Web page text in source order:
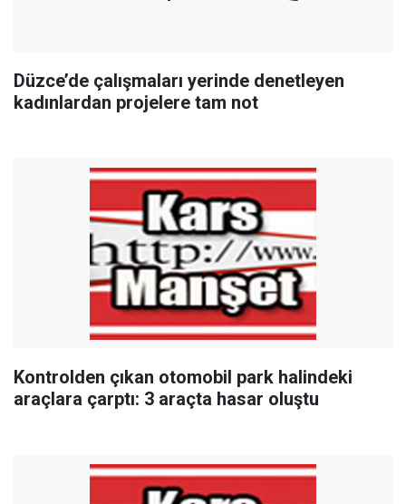
Düzce’de çalışmaları yerinde denetleyen
kadınlardan projelere tam not
Kontrolden çıkan otomobil park halindeki
araçlara çarptı: 3 araçta hasar oluştu